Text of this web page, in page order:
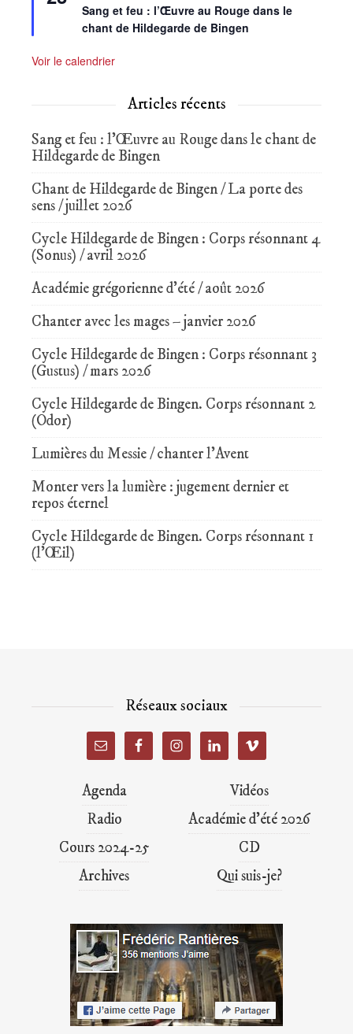
Sang et feu : l’Œuvre au Rouge dans le
chant de Hildegarde de Bingen
Voir le calendrier
Articles récents
Sang et feu : l’Œuvre au Rouge dans le chant de
Hildegarde de Bingen
Chant de Hildegarde de Bingen / La porte des
sens / juillet 2026
Cycle Hildegarde de Bingen : Corps résonnant 4
(Sonus) / avril 2026
Académie grégorienne d’été / août 2026
Chanter avec les mages – janvier 2026
Cycle Hildegarde de Bingen : Corps résonnant 3
(Gustus) / mars 2026
Cycle Hildegarde de Bingen. Corps résonnant 2
(Odor)
Lumières du Messie / chanter l’Avent
Monter vers la lumière : jugement dernier et
repos éternel
Cycle Hildegarde de Bingen. Corps résonnant 1
(l’Œil)
Réseaux sociaux
Agenda
Vidéos
Radio
Académie d’été 2026
Cours 2024-25
CD
Archives
Qui suis-je?